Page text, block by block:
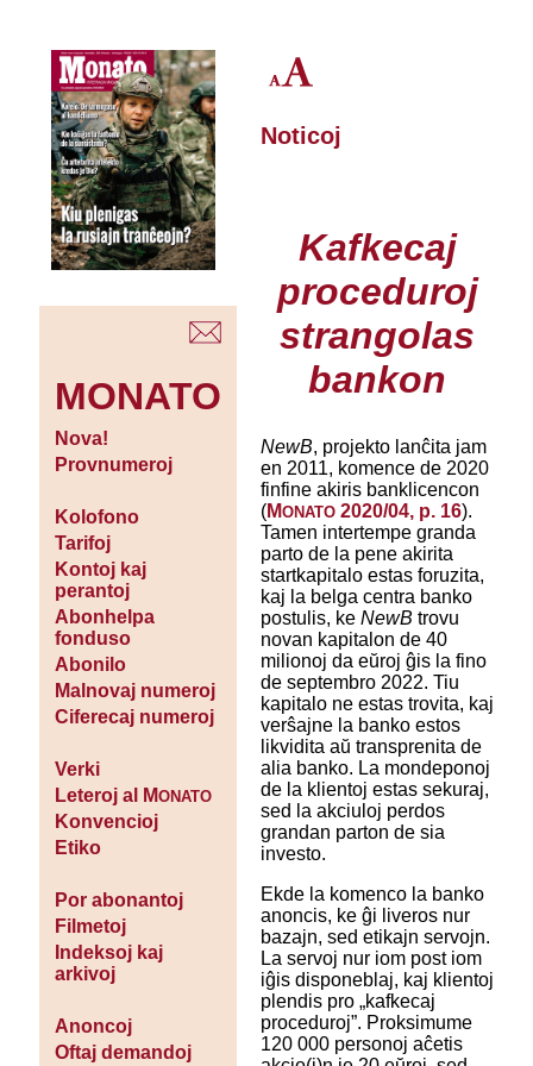
MONATO
Nova!
Provnumeroj
Kolofono
Tarifoj
Kontoj kaj
perantoj
Abonhelpa
fonduso
Abonilo
Malnovaj numeroj
Ciferecaj numeroj
Verki
Leteroj al MONATO
Konvencioj
Etiko
Por abonantoj
Filmetoj
Indeksoj kaj
arkivoj
Anoncoj
Oftaj demandoj
Noticoj
Kafkecaj
proceduroj
strangolas
bankon
NewB, projekto lanĉita jam
en 2011, komence de 2020
finfine akiris banklicencon
(MONATO2020/04, p. 16).
Tamen intertempe granda
parto de la pene akirita
startkapitalo estas foruzita,
kaj la belga centra banko
postulis, ke NewB trovu
novan kapitalon de 40
milionoj da eŭroj ĝis la fino
de septembro 2022. Tiu
kapitalo ne estas trovita, kaj
verŝajne la banko estos
likvidita aŭ transprenita de
alia banko. La mondeponoj
de la klientoj estas sekuraj,
sed la akciuloj perdos
grandan parton de sia
investo.
Ekde la komenco la banko
anoncis, ke ĝi liveros nur
bazajn, sed etikajn servojn.
La servoj nur iom post iom
iĝis disponeblaj, kaj klientoj
plendis pro „kafkecaj
proceduroj”. Proksimume
120 000 personoj aĉetis